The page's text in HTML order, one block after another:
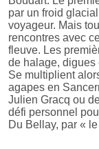
par un froid
voyageur. Mais
rencontres avec
fleuve. Les
de halage, digues
Se multiplient
agapes en
Julien Gracq ou
défi personnel
Du Bellay, par «